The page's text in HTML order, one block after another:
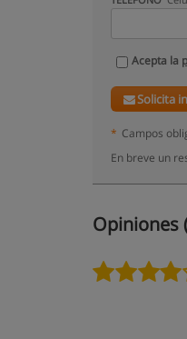
Acepta la
Solicita
* Campos
En breve un
Opiniones